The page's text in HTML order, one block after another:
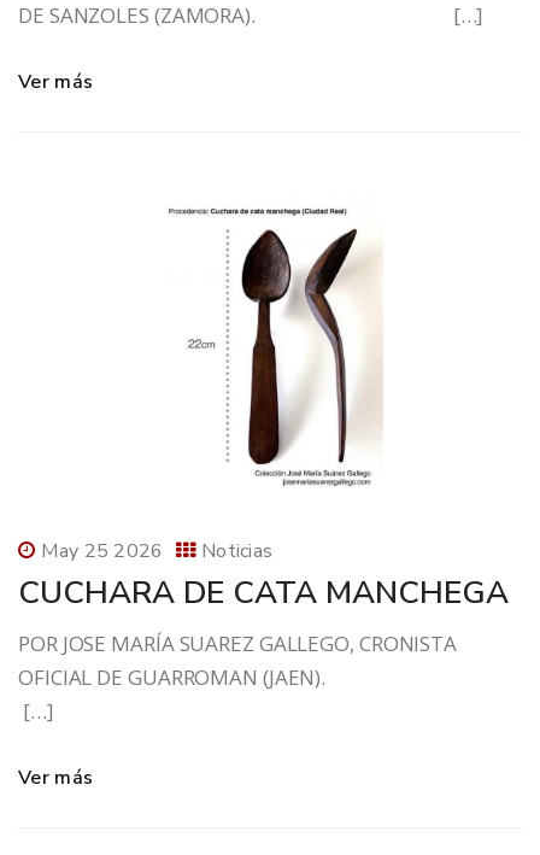
DE SANZOLES (ZAMORA). […]
Ver más
May 25 2026 Noticias
CUCHARA DE CATA MANCHEGA
POR JOSE MARÍA SUAREZ GALLEGO, CRONISTA
OFICIAL DE GUARROMAN (JAEN).
[…]
Ver más